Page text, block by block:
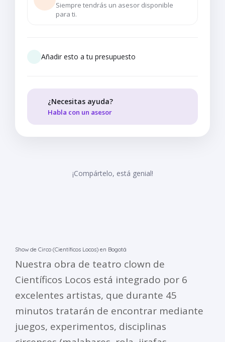
Siempre tendrás un asesor disponible
para ti.
Añadir esto a tu presupuesto
¿Necesitas ayuda?
Habla con un asesor
¡Compártelo, está genial!
Show de Circo (Científicos Locos) en Bogotá
Nuestra obra de teatro clown de
Científicos Locos está integrado por 6
excelentes artistas, que durante 45
minutos tratarán de encontrar mediante
juegos, experimentos, disciplinas